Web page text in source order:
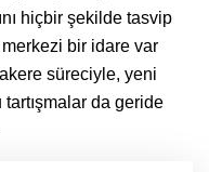
hiçbir şekilde tasvip
bir idare var
süreciyle, yeni
da geride